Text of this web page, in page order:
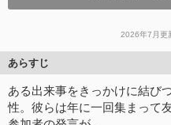
2026年7月更
あらすじ
ある出来事をきっかけに結び
性。彼らは年に一回集まって